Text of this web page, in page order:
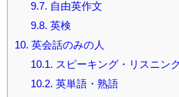
9.7. 自由英作文
9.8. 英検
10. 英会話のみの人
10.1. スピーキング・リスニン
10.2. 英単語・熟語